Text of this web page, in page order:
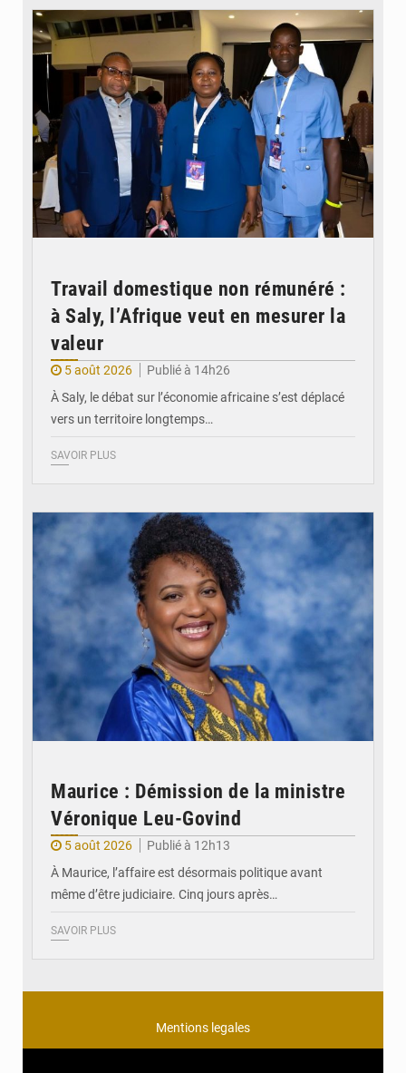
Travail domestique non rémunéré :
à Saly, l’Afrique veut en mesurer la
valeur
5 août 2026
Publié à 14h26
À Saly, le débat sur l’économie africaine s’est déplacé
vers un territoire longtemps…
SAVOIR PLUS
Maurice : Démission de la ministre
Véronique Leu-Govind
5 août 2026
Publié à 12h13
À Maurice, l’affaire est désormais politique avant
même d’être judiciaire. Cinq jours après…
SAVOIR PLUS
Mentions legales